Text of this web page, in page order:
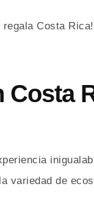
Costa Rica!
Costa
variedad de